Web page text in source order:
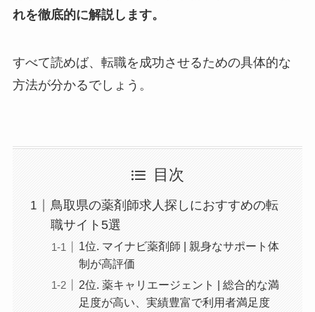
れを徹底的に解説します。
すべて読めば、転職を成功させるための具体的な
方法が分かるでしょう。
目次
鳥取県の薬剤師求人探しにおすすめの転
職サイト5選
1位. マイナビ薬剤師 | 親身なサポート体
制が高評価
2位. 薬キャリエージェント | 総合的な満
足度が高い、実績豊富で利用者満足度